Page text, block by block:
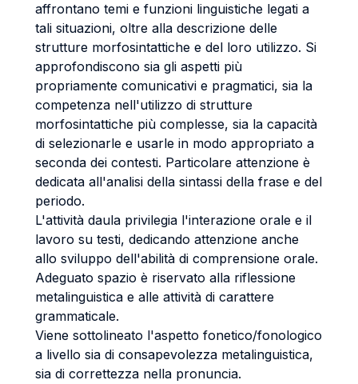
affrontano temi e funzioni linguistiche legati a
tali situazioni, oltre alla descrizione delle
strutture morfosintattiche e del loro utilizzo. Si
approfondiscono sia gli aspetti più
propriamente comunicativi e pragmatici, sia la
competenza nell'utilizzo di strutture
morfosintattiche più complesse, sia la capacità
di selezionarle e usarle in modo appropriato a
seconda dei contesti. Particolare attenzione è
dedicata all'analisi della sintassi della frase e del
periodo.
L'attività daula privilegia l'interazione orale e il
lavoro su testi, dedicando attenzione anche
allo sviluppo dell'abilità di comprensione orale.
Adeguato spazio è riservato alla riflessione
metalinguistica e alle attività di carattere
grammaticale.
Viene sottolineato l'aspetto fonetico/fonologico
a livello sia di consapevolezza metalinguistica,
sia di correttezza nella pronuncia.